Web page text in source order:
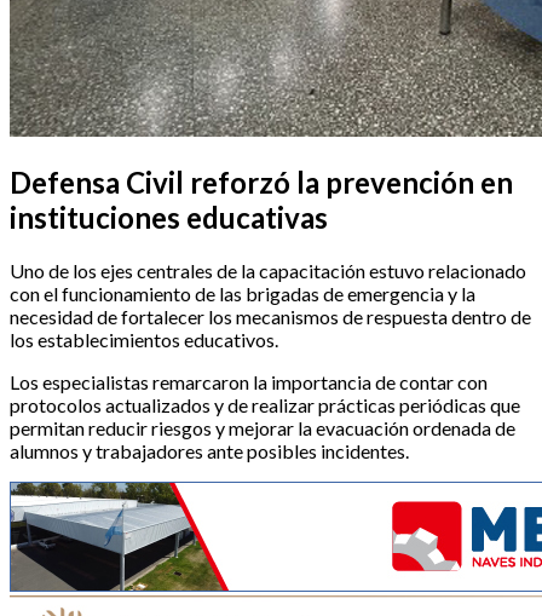
Defensa Civil reforzó la prevención en
instituciones educativas
Uno de los ejes centrales de la capacitación estuvo relacionado
con el funcionamiento de las brigadas de emergencia y la
necesidad de fortalecer los mecanismos de respuesta dentro de
los establecimientos educativos.
Los especialistas remarcaron la importancia de contar con
protocolos actualizados y de realizar prácticas periódicas que
permitan reducir riesgos y mejorar la evacuación ordenada de
alumnos y trabajadores ante posibles incidentes.